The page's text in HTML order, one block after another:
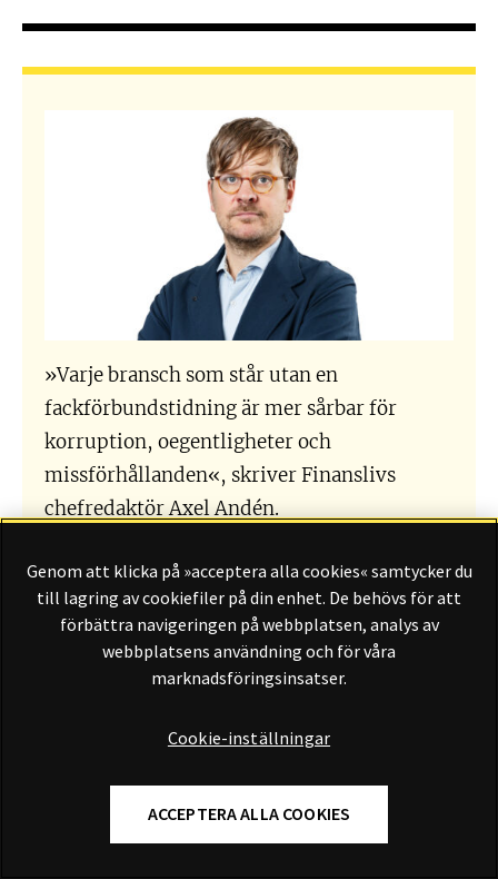
»Varje bransch som står utan en
fackförbundstidning är mer sårbar för
korruption, oegentligheter och
missförhållanden«, skriver Finanslivs
chefredaktör Axel Andén.
INTERVJUER
Genom att klicka på »acceptera alla cookies« samtycker du
till lagring av cookiefiler på din enhet. De behövs för att
förbättra navigeringen på webbplatsen, analys av
webbplatsens användning och för våra
marknadsföringsinsatser.
Cookie-inställningar
ACCEPTERA ALLA COOKIES